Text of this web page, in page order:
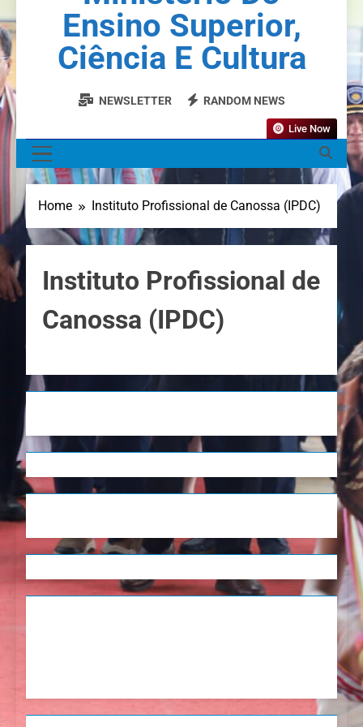
Ensino Superior,
Ciência E Cultura
NEWSLETTER RANDOM NEWS
Live Now
Home Instituto Profissional de Canossa (IPDC)
Instituto Profissional de
Canossa (IPDC)